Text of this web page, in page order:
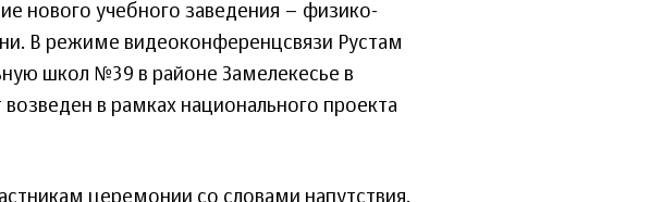
нового учебного заведения – физико-
В режиме видеоконференцсвязи Рустам
школ №39 в районе Замелекесье в
в рамках национального проекта
церемонии со словами напутствия.